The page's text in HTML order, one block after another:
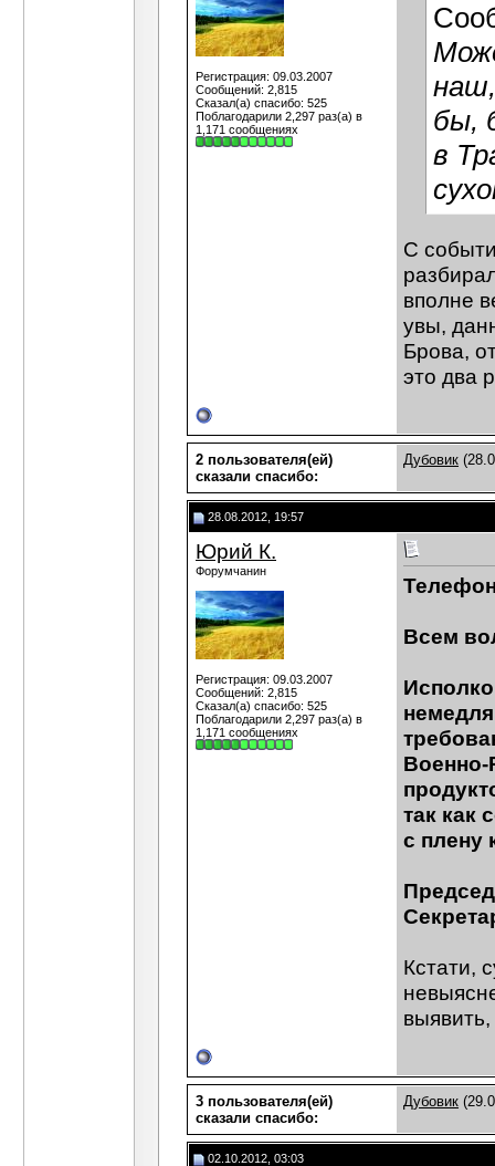
Регистрация: 09.03.2007
Сообщений: 2,815
Сказал(а) спасибо: 525
Поблагодарили 2,297 раз(а) в
1,171 сообщениях
бы,
в
С
вполне
увы,
Брова,
это два
2 пользователя(ей)
сказали cпасибо:
Дубовик
28.08.2012, 19:57
Юрий К.
Форумчанин
Регистрация: 09.03.2007
Сообщений: 2,815
Сказал(а) спасибо: 525
Поблагодарили 2,297 раз(а) в
1,171 сообщениях
Всем
Военно-
так как
с плену
Кстати,
3 пользователя(ей)
сказали cпасибо:
Дубовик
02.10.2012, 03:03